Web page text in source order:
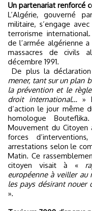
Un partenariat renforcé
L’Algérie, gouverné
militaire, s’engage
terrorisme
de l’armée algérienne
massacres de civils
décembre 1991.
De plus la
mener, tant sur un plan
la prévention et le
droit international… »
d’action le jour même
homologue
Mouvement du
forces
arrestations selon le
Matin. Ce
citoyen visait à «
européenne à veiller au
les pays désirant nouer
».